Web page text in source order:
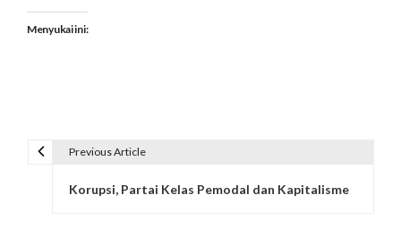
Menyukai ini:
Previous Article
Korupsi, Partai Kelas Pemodal dan Kapitalisme